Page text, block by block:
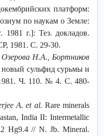
платформ:
по наукам о Земле:
1981 г.]: Тез. докладов.
1981. С. 29-30.
Н.А., Бортников
сульфид сурьмы и
Ч. 110. № 4. С. 480-
A. et al. Rare minerals
India II: Intermetallic
Hg9.4 // N. Jb. Mineral.